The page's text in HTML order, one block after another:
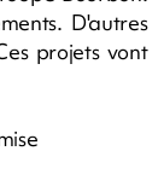
D'autres
projets vont